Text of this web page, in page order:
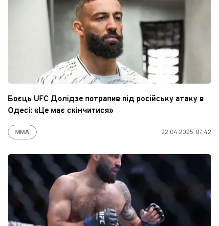
Боєць UFC Долідзе потрапив під російську атаку в
Одесі: «Це має скінчитися»
ММА 22.04.2025, 07:42